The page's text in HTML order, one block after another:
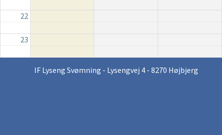
22
23
IF Lyseng Svømning - Lysengvej 4 - 8270 Højbjerg